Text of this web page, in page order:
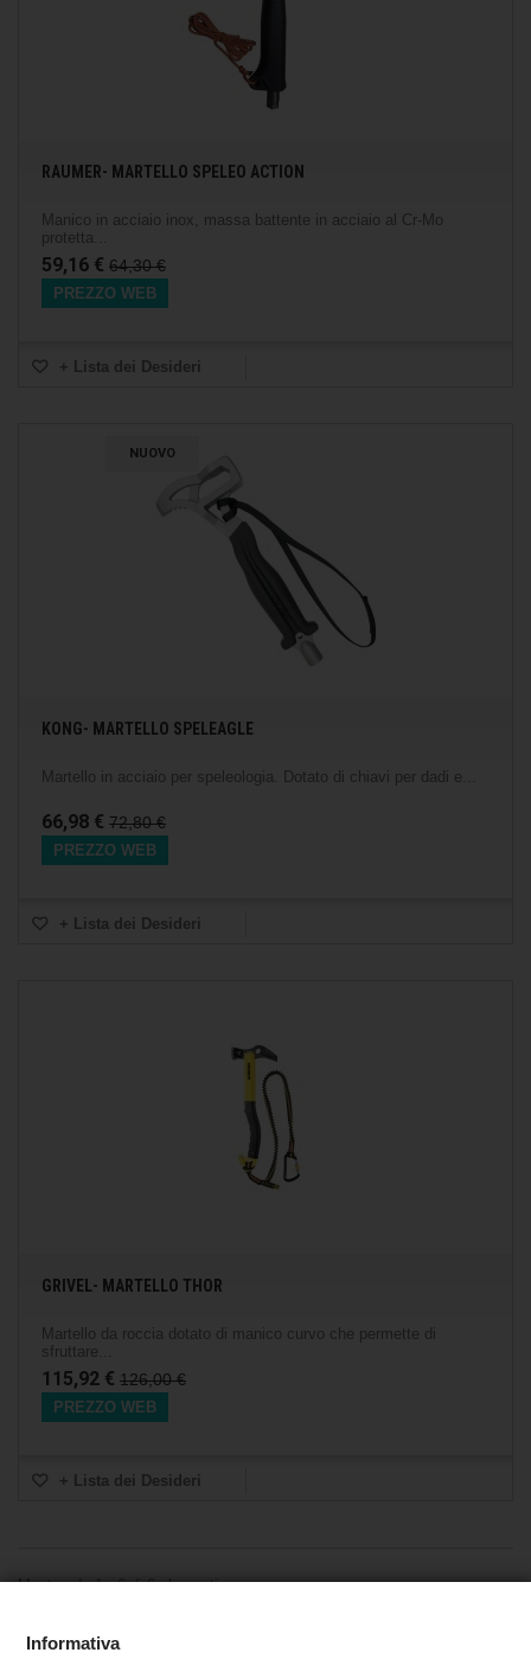
RAUMER- MARTELLO SPELEO ACTION
Manico in acciaio inox, massa battente in acciaio al Cr-Mo
protetta...
59,16 € 64,30 €
PREZZO WEB
+ Lista dei Desideri
NUOVO
KONG- MARTELLO SPELEAGLE
Martello in acciaio per speleologia. Dotato di chiavi per dadi e...
66,98 € 72,80 €
PREZZO WEB
+ Lista dei Desideri
GRIVEL- MARTELLO THOR
Martello da roccia dotato di manico curvo che permette di
sfruttare...
115,92 € 126,00 €
PREZZO WEB
+ Lista dei Desideri
Mostrando 1 - 6 di 6 elementi
Informativa